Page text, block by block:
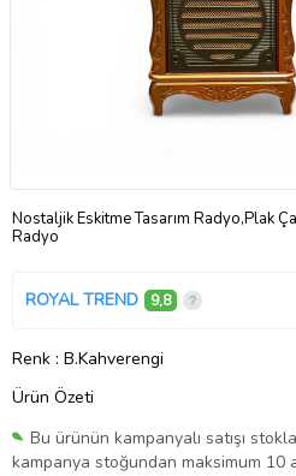
Nostaljik Eskitme Tasarım Radyo,Plak
Radyo
ROYAL TREND 9,8
Renk : B.Kahverengi
Ürün Özeti
Bu ürünün kampanyalı satışı
kampanya stoğundan maksimum 10